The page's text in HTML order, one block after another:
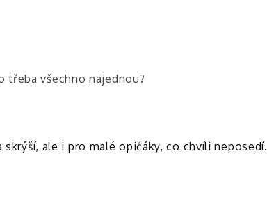
třeba všechno najednou?
ale i pro malé opičáky, co chvíli neposedí.